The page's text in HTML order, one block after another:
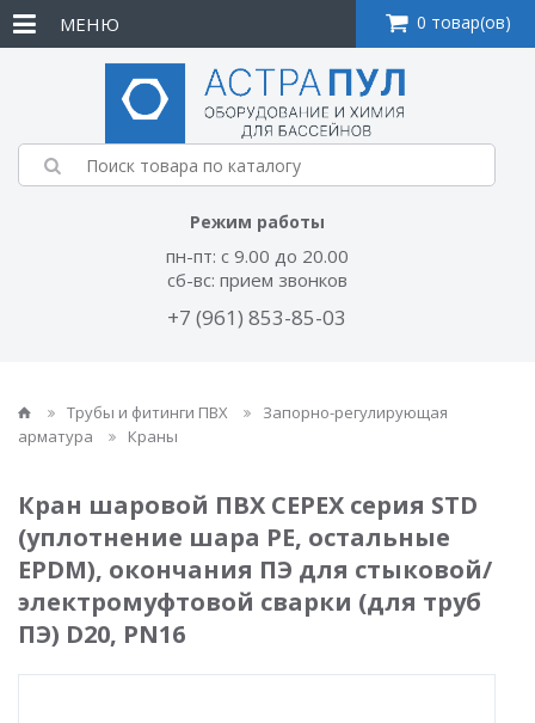
Режим работы
пн-пт: с 9.00 до 20.00
сб-вс: прием звонков
+7 (961) 853-85-03
МЕНЮ 0 товар(ов)
Трубы и фитинги ПВХ
Запорно-регулирующая
арматура
Краны
Кран шаровой ПВХ CEPEX серия STD
(уплотнение шара PE, остальные
EPDM), окончания ПЭ для стыковой/
электромуфтовой сварки (для труб
ПЭ) D20, PN16